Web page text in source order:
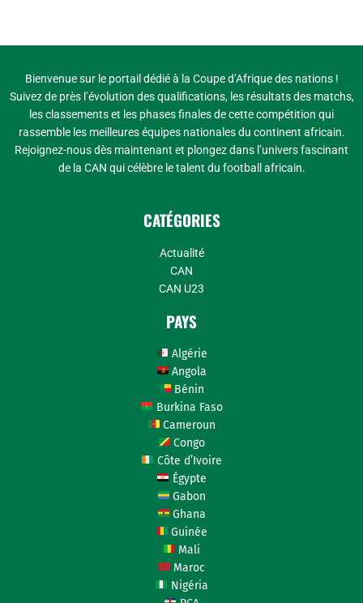
Bienvenue sur le portail dédié à la Coupe d’Afrique des nations !
Suivez de près l’évolution des qualifications, les résultats des matchs,
les classements et les phases finales de cette compétition qui
rassemble les meilleures équipes nationales du continent africain.
Rejoignez-nous dès maintenant et plongez dans l’univers fascinant
de la CAN qui célèbre le talent du football africain.
CATÉGORIES
Actualité
CAN
CAN U23
PAYS
Algérie
Angola
Bénin
Burkina Faso
Cameroun
Congo
Côte d’Ivoire
Égypte
Gabon
Ghana
Guinée
Mali
Maroc
Nigéria